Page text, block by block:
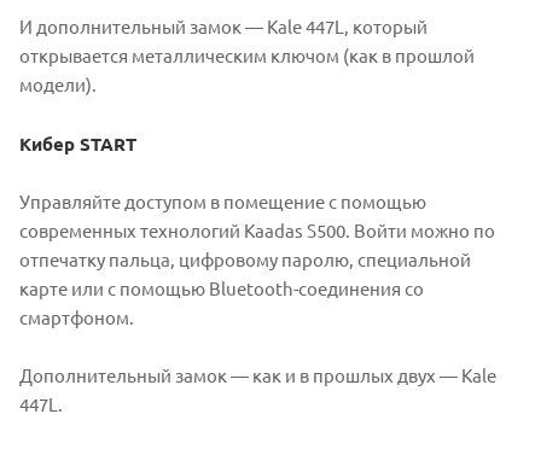
И дополнительный замок — Kale 447L, который
открывается металлическим ключом (как в прошлой
модели).
Кибер START
Управляйте доступом в помещение с помощью
современных технологий Kaadas S500. Войти можно по
отпечатку пальца, цифровому паролю, специальной
карте или с помощью Bluetooth-соединения со
смартфоном.
Дополнительный замок — как и в прошлых двух — Kale
447L.